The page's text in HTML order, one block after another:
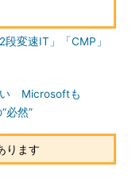
変速IT」「CMP」
い Microsoftも
必然”
ります